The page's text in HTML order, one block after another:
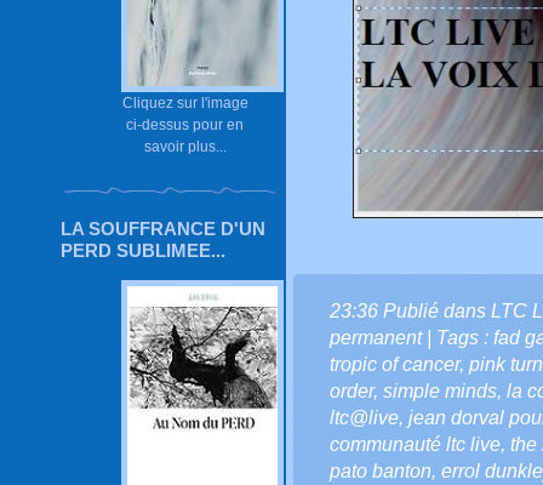
Cliquez sur l'image
ci-dessus pour en
savoir plus...
LA SOUFFRANCE D'UN
PERD SUBLIMEE...
23:36 Publié dans LTC
permanent| Tags : fad
tropic of cancer, pink
order, simple minds, la
ltc@live, jean dorval
communauté ltc live, the
pato banton, errol